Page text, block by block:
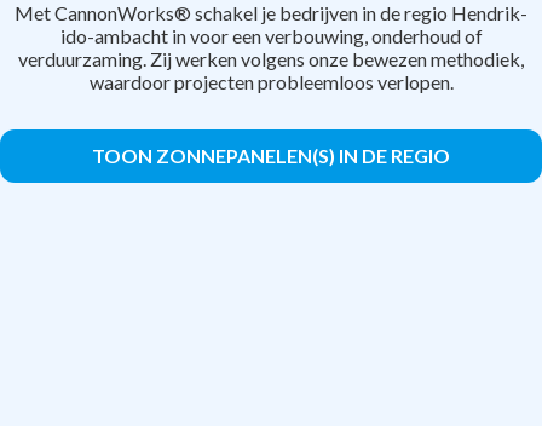
Met CannonWorks® schakel je bedrijven in de regio Hendrik-
ido-ambacht in voor een verbouwing, onderhoud of
verduurzaming. Zij werken volgens onze bewezen methodiek,
waardoor projecten probleemloos verlopen.
TOON ZONNEPANELEN(S) IN DE REGIO